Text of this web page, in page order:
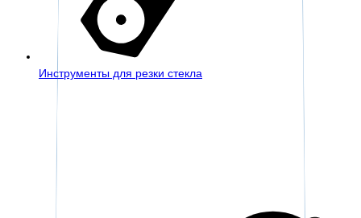
Инструменты для резки стекла